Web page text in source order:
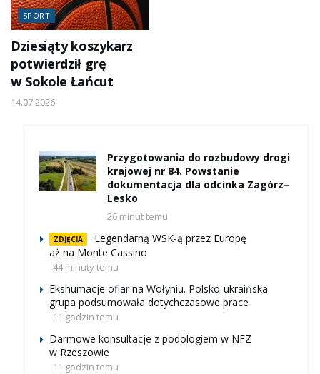
SPORT
Dziesiąty koszykarz
potwierdził grę
w Sokole Łańcut
14.07.2026
Przygotowania do rozbudowy drogi
krajowej nr 84. Powstanie
dokumentacja dla odcinka Zagórz–
Lesko
26 minut temu
ZDJĘCIA
Legendarną WSK-ą przez Europę
aż na Monte Cassino
44 minuty temu
Ekshumacje ofiar na Wołyniu. Polsko-ukraińska
grupa podsumowała dotychczasowe prace
11 godzin temu
Darmowe konsultacje z podologiem w NFZ
w Rzeszowie
11 godzin temu